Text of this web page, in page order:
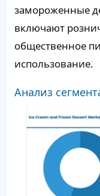
замороженные
включают
общественное
использование.
Анализ